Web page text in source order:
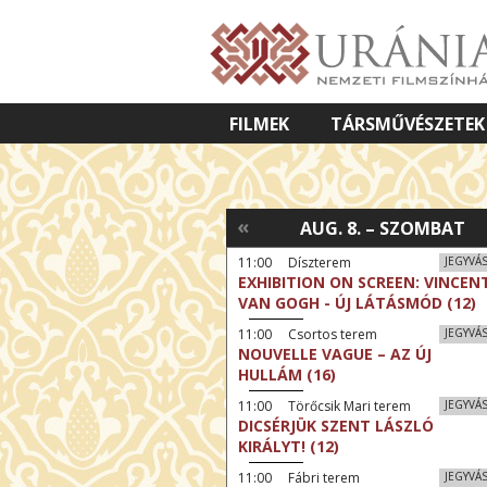
FILMEK TÁRSMŰVÉSZETEK
VETÍTETT KÉPES ELŐADÁSOK
AUG. 8. – SZOMBAT
«
11:00 Díszterem
EXHIBITION ON SCREEN:
VAN GOGH - ÚJ LÁTÁSMÓD (12)
11:00 Csortos terem
NOUVELLE VAGUE – AZ ÚJ
HULLÁM (16)
11:00 Törőcsik Mari terem
DICSÉRJÜK SZENT LÁSZLÓ
KIRÁLYT! (12)
11:00 Fábri terem